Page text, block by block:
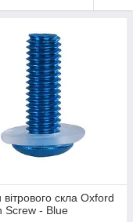
вітрового скла Oxford
Screw - Blue